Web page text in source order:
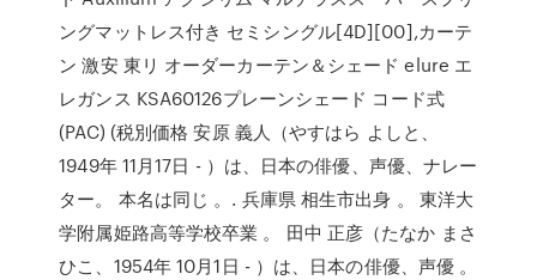
ングマットレス付き セミシングル[4D][00],カーテ
ン 激安 東リ オーダーカーテン＆シェード elure エ
レガンス KSA60126プレーンシェード コード式
(PAC) (税別価格 安原 義人（やすはら よしと、
1949年 11月17日 - ）は、日本の俳優、声優、ナレー
ター。 本名は同じ 。. 兵庫県 相生市出身 。 東洋大
学附属姫路高等学校卒業 。 田中 正彦（たなか まさ
ひこ、1954年 10月1日 - ）は、日本の俳優、声優 。